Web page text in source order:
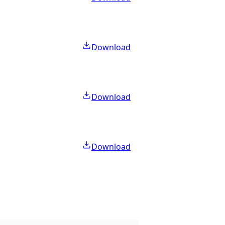
Download
Download
Download